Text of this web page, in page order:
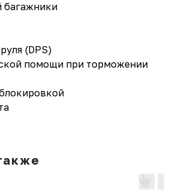
багажники
(DPS)
помощи при торможении